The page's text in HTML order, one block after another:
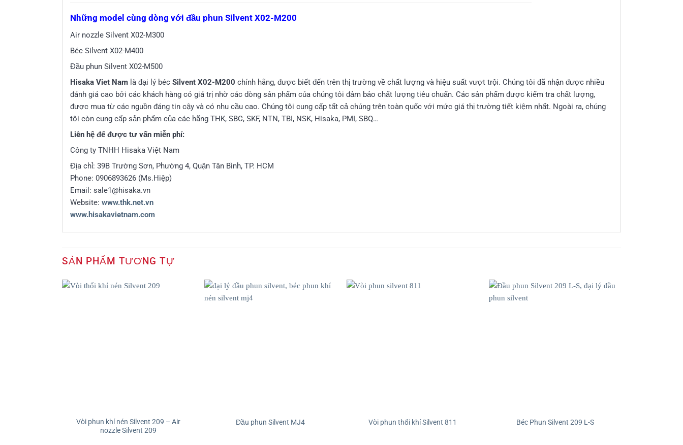
Những model cùng dòng với đầu phun Silvent X02-M200
Air nozzle Silvent X02-M300
Béc Silvent X02-M400
Đầu phun Silvent X02-M500
Hisaka Viet Nam là đại lý béc Silvent X02-M200 chính hãng, được biết đến trên thị trường về chất lượng và hiệu suất vượt trội. Chúng tôi đã nhận được nhiều
đánh giá cao bởi các khách hàng có giá trị nhờ các dòng sản phẩm của chúng tôi đảm bảo chất lượng tiêu chuẩn. Các sản phẩm được kiểm tra chất lượng,
được mua từ các nguồn đáng tin cậy và có nhu cầu cao. Chúng tôi cung cấp tất cả chúng trên toàn quốc với mức giá thị trường tiết kiệm nhất. Ngoài ra, chúng
tôi còn cung cấp sản phẩm của các hãng THK, SBC, SKF, NTN, TBI, NSK, Hisaka, PMI, SBQ…
Liên hệ để được tư vấn miễn phí:
Công ty TNHH Hisaka Việt Nam
Địa chỉ: 39B Trường Sơn, Phường 4, Quận Tân Bình, TP. HCM
Phone: 0906893626 (Ms.Hiệp)
Email: sale1@hisaka.vn
Website: www.thk.net.vn
www.hisakavietnam.com
SẢN PHẨM TƯƠNG TỰ
Vòi phun khí nén Silvent 209 – Air
nozzle Silvent 209
Đầu phun Silvent MJ4 Vòi phun thổi khí Silvent 811 Béc Phun Silvent 209 L-S